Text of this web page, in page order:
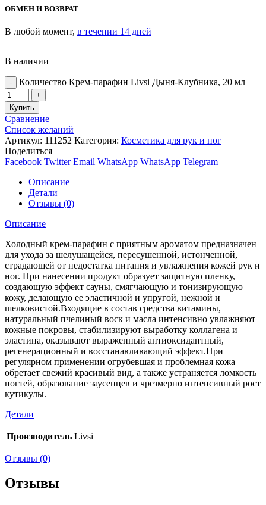
ОБМЕН И ВОЗВРАТ
В любой момент, в течении 14 дней
В наличии
Количество Крем-парафин Livsi Дыня-Клубника, 20 мл
Купить
Сравнение
Список желаний
Артикул: 111252 Категория: Косметика для рук и ног
Поделиться
Facebook Twitter Email WhatsApp WhatsApp Telegram
Описание
Детали
Отзывы (0)
Описание
Холодный крем-парафин с приятным ароматом предназначен
для ухода за шелушащейся, пересушенной, истонченной,
страдающей от недостатка питания и увлажнения кожей рук и
ног. При нанесении продукт образует защитную пленку,
создающую эффект сауны, смягчающую и тонизирующую
кожу, делающую ее эластичной и упругой, нежной и
шелковистой.Входящие в состав средства витамины,
натуральный пчелиный воск и масла интенсивно увлажняют
кожные покровы, стабилизируют выработку коллагена и
эластина, оказывают выраженный антиоксидантный,
регенерационный и восстанавливающий эффект.При
регулярном применении огрубевшая и проблемная кожа
обретает свежий красивый вид, а также устраняется ломкость
ногтей, образование заусенцев и чрезмерно интенсивный рост
кутикулы.
Детали
Производитель Livsi
Отзывы (0)
Отзывы